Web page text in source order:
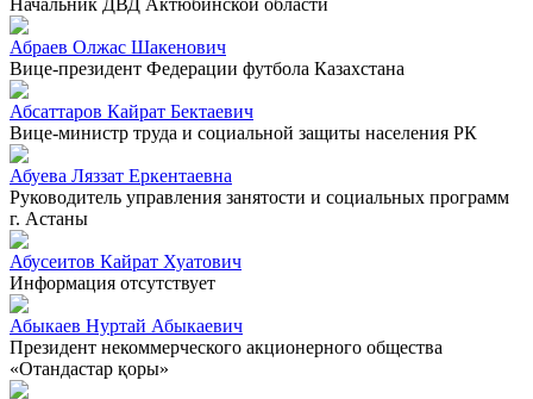
Абраев Олжас Шакенович
Вице-президент Федерации футбола Казахстана
Абсаттаров Кайрат Бектаевич
Вице-министр труда и социальной защиты населения РК
Абуева Ляззат Еркентаевна
Руководитель управления занятости и социальных программ
г. Астаны
Абусеитов Кайрат Хуатович
Информация отсутствует
Абыкаев Нуртай Абыкаевич
Президент некоммерческого акционерного общества
«Отандастар қоры»